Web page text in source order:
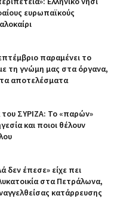
ευρωπαϊκούς
παραμένει το
τη γνώμη μας στα όργανα,
αποτελέσματα
ΣΥΡΙΖΑ: Το «παρών»
και ποιοι θέλουν
δεν έπεσε» είχε πει
στα Πετράλωνα,
κατάρρευσης